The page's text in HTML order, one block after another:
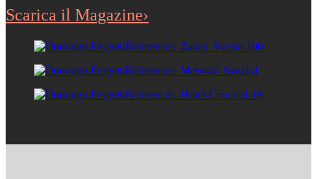
Scarica il Magazine›